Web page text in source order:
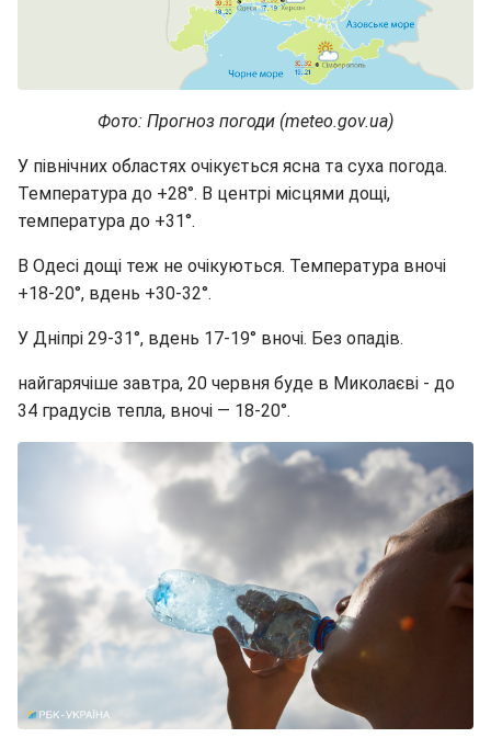
Фото: Прогноз погоди (meteo.gov.ua)
У північних областях очікується ясна та суха погода.
Температура до +28°. В центрі місцями дощі,
температура до +31°.
В Одесі дощі теж не очікуються. Температура вночі
+18-20°, вдень +30-32°.
У Дніпрі 29-31°, вдень 17-19° вночі. Без опадів.
найгарячіше завтра, 20 червня буде в Миколаєві - до
34 градусів тепла, вночі — 18-20°.